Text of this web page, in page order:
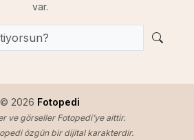
var.
© 2026 Fotopedi
ve görseller Fotopedi’ye aittir.
özgün bir dijital karakterdir.